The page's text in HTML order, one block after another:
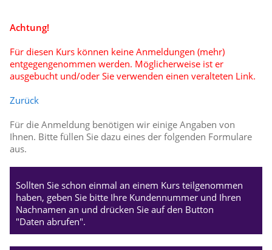
Achtung!
Für diesen Kurs können keine Anmeldungen (mehr)
entgegengenommen werden. Möglicherweise ist er
ausgebucht und/oder Sie verwenden einen veralteten Link.
Zurück
Für die Anmeldung benötigen wir einige Angaben von
Ihnen. Bitte füllen Sie dazu eines der folgenden Formulare
aus.
Sollten Sie schon einmal an einem Kurs teilgenommen
haben, geben Sie bitte Ihre Kundennummer und Ihren
Nachnamen an und drücken Sie auf den Button
"Daten abrufen".